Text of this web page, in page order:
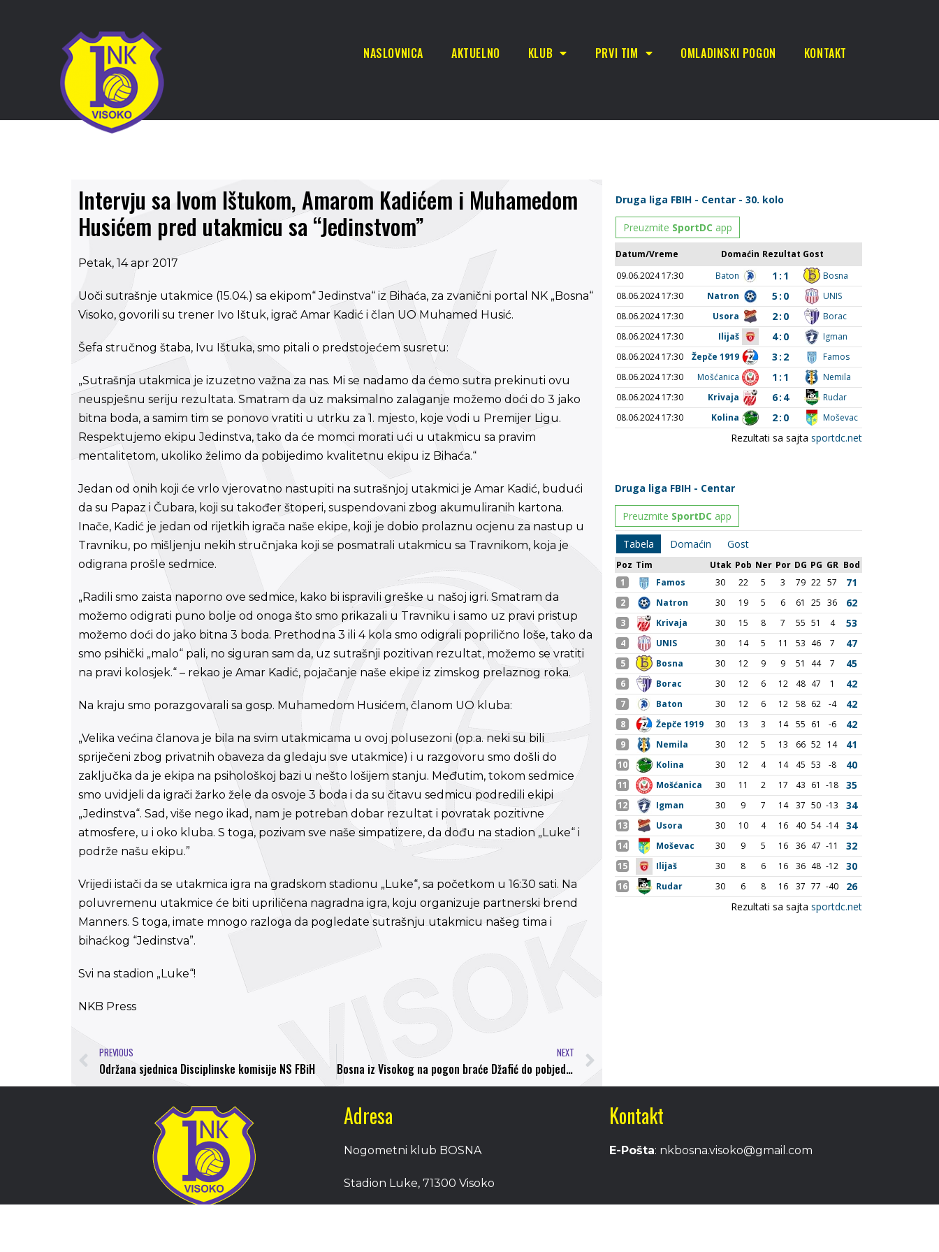
NASLOVNICA AKTUELNO KLUB PRVI TIM OMLADINSKI POGON KONTAKT
Intervju sa Ivom Ištukom, Amarom Kadićem i Muhamedom
Husićem pred utakmicu sa “Jedinstvom”
Petak, 14 apr 2017
Uoči sutrašnje utakmice (15.04.) sa ekipom“ Jedinstva“ iz Bihaća, za zvanični portal NK „Bosna“
Visoko, govorili su trener Ivo Ištuk, igrač Amar Kadić i član UO Muhamed Husić.
Šefa stručnog štaba, Ivu Ištuka, smo pitali o predstojećem susretu:
„Sutrašnja utakmica je izuzetno važna za nas. Mi se nadamo da ćemo sutra prekinuti ovu
neuspješnu seriju rezultata. Smatram da uz maksimalno zalaganje možemo doći do 3 jako
bitna boda, a samim tim se ponovo vratiti u utrku za 1. mjesto, koje vodi u Premijer Ligu.
Respektujemo ekipu Jedinstva, tako da će momci morati ući u utakmicu sa pravim
mentalitetom, ukoliko želimo da pobijedimo kvalitetnu ekipu iz Bihaća.“
Jedan od onih koji će vrlo vjerovatno nastupiti na sutrašnjoj utakmici je Amar Kadić, budući
da su Papaz i Čubara, koji su također štoperi, suspendovani zbog akumuliranih kartona.
Inače, Kadić je jedan od rijetkih igrača naše ekipe, koji je dobio prolaznu ocjenu za nastup u
Travniku, po mišljenju nekih stručnjaka koji se posmatrali utakmicu sa Travnikom, koja je
odigrana prošle sedmice.
„Radili smo zaista naporno ove sedmice, kako bi ispravili greške u našoj igri. Smatram da
možemo odigrati puno bolje od onoga što smo prikazali u Travniku i samo uz pravi pristup
možemo doći do jako bitna 3 boda. Prethodna 3 ili 4 kola smo odigrali poprilično loše, tako da
smo psihički „malo“ pali, no siguran sam da, uz sutrašnji pozitivan rezultat, možemo se vratiti
na pravi kolosjek.“ – rekao je Amar Kadić, pojačanje naše ekipe iz zimskog prelaznog roka.
Na kraju smo porazgovarali sa gosp. Muhamedom Husićem, članom UO kluba:
„Velika većina članova je bila na svim utakmicama u ovoj polusezoni (op.a. neki su bili
spriječeni zbog privatnih obaveza da gledaju sve utakmice) i u razgovoru smo došli do
zaključka da je ekipa na psihološkoj bazi u nešto lošijem stanju. Međutim, tokom sedmice
smo uvidjeli da igrači žarko žele da osvoje 3 boda i da su čitavu sedmicu podredili ekipi
„Jedinstva“. Sad, više nego ikad, nam je potreban dobar rezultat i povratak pozitivne
atmosfere, u i oko kluba. S toga, pozivam sve naše simpatizere, da dođu na stadion „Luke“ i
podrže našu ekipu.”
Vrijedi istači da se utakmica igra na gradskom stadionu „Luke“, sa početkom u 16:30 sati. Na
poluvremenu utakmice će biti upriličena nagradna igra, koju organizuje partnerski brend
Manners. S toga, imate mnogo razloga da pogledate sutrašnju utakmicu našeg tima i
bihaćkog “Jedinstva”.
Svi na stadion „Luke“!
NKB Press
PREVIOUS
Održana sjednica Disciplinske komisije NS FBiH
NEXT
Bosna iz Visokog na pogon braće Džafić do pobjede nad Jedinstvom
Adresa
Nogometni klub BOSNA
Stadion Luke, 71300 Visoko
Kontakt
E-Pošta: nkbosna.visoko@gmail.com